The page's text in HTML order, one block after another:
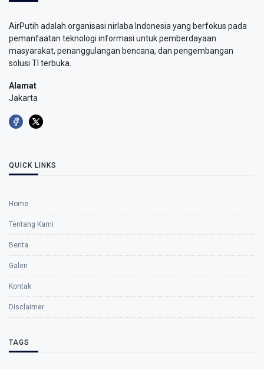
AirPutih adalah organisasi nirlaba Indonesia yang berfokus pada
pemanfaatan teknologi informasi untuk pemberdayaan
masyarakat, penanggulangan bencana, dan pengembangan
solusi TI terbuka.
Alamat
Jakarta
QUICK LINKS
Home
Tentang Kami
Berita
Galeri
Kontak
Disclaimer
TAGS